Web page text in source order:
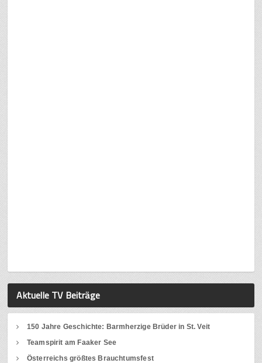
Aktuelle TV Beiträge
150 Jahre Geschichte: Barmherzige Brüder in St. Veit
Teamspirit am Faaker See
Österreichs größtes Brauchtumsfest